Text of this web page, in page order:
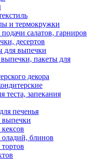
и термокружки
салатов, гарниров
десертов
для выпечки
пакеты для
декора
теста, запекания
печенья
блинов